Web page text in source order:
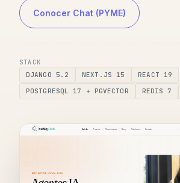
Conocer Chat (PYME)
STACK
DJANGO 5.2 NEXT.JS 15
REACT 19
POSTGRESQL 17 + PGVECTOR
REDIS 7